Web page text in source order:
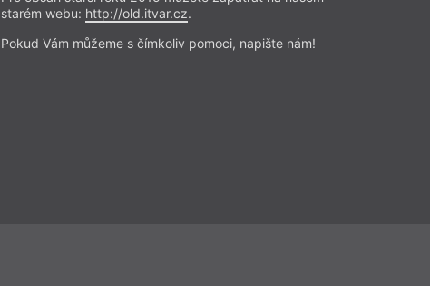
Přečíst
starém webu: http://old.itvar.cz.
Pokud Vám můžeme s čímkoliv pomoci, napište nám!